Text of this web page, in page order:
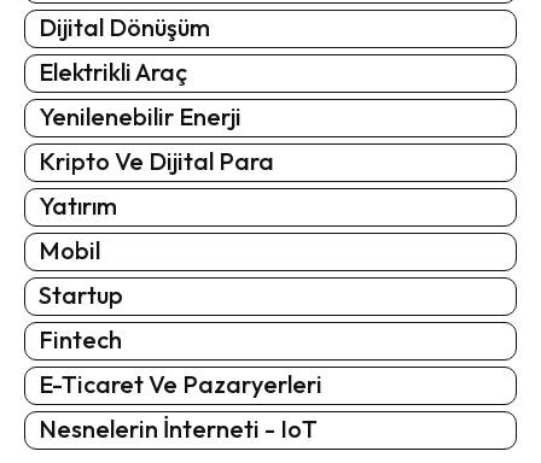
Dijital Dönüşüm
Elektrikli Araç
Yenilenebilir Enerji
Kripto Ve Dijital Para
Yatırım
Mobil
Startup
Fintech
E-Ticaret Ve Pazaryerleri
Nesnelerin İnterneti - IoT